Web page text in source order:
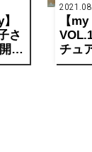
さ
く
お
【
チュ
自分